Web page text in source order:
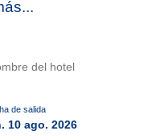
de salida
10 ago. 2026